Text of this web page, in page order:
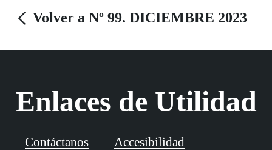
Volver a Nº 99. DICIEMBRE 2023
Enlaces de Utilidad
Contáctanos Accesibilidad